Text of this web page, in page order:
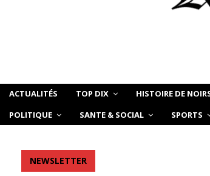
ACTUALITÉS TOP DIX HISTOIRE DE
POLITIQUE
SANTE & SOCIAL SPORTS
NEWSLETTER